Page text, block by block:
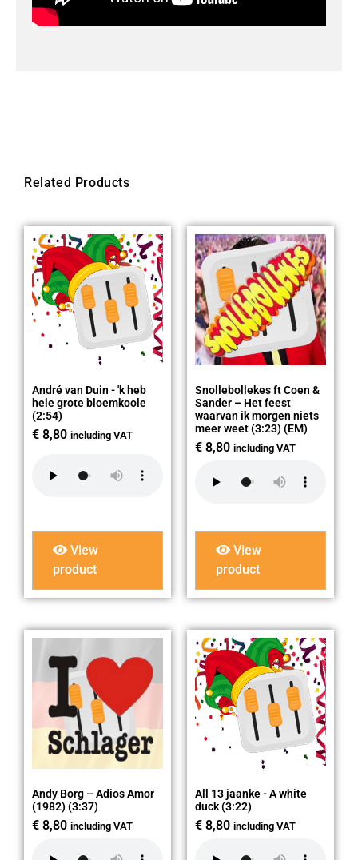
Related Products
André van Duin - 'k heb
hele grote bloemkoole
(2:54)
€ 8,80 including VAT
View
product
Snollebollekes ft Coen &
Sander – Het feest
waarvan ik morgen niets
meer weet (3:23) (EM)
€ 8,80 including VAT
View
product
Andy Borg – Adios Amor
(1982) (3:37)
€ 8,80 including VAT
All 13 jaanke - A white
duck (3:22)
€ 8,80 including VAT